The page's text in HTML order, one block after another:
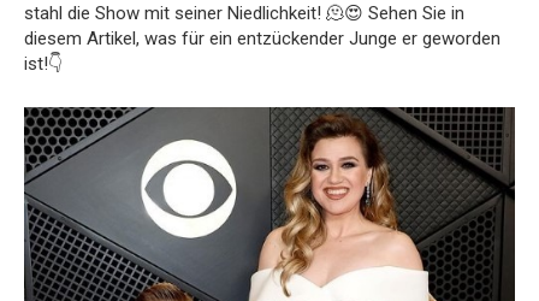
stahl die Show mit seiner Niedlichkeit! 🫠😍 Sehen Sie in
diesem Artikel, was für ein entzückender Junge er geworden
ist!👇